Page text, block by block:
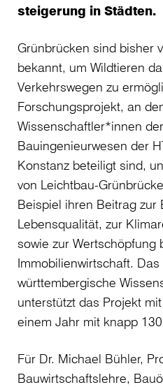
steigerung in Städten.
Grünbrücken sind bisher
bekannt, um Wildtieren
Verkehrswegen zu
Forschungsprojekt, an
Wissenschaftler*innen
Bauingenieurwesen der
Konstanz beteiligt sind,
von Leichtbau-
Beispiel ihren Beitrag zur
Lebensqualität, zur
sowie zur Wertschöpfung
Immobilienwirtschaft. Das
württembergische
unterstützt das Projekt
einem Jahr mit knapp
Für Dr. Michael Bühler,
Bauwirtschaftslehre,